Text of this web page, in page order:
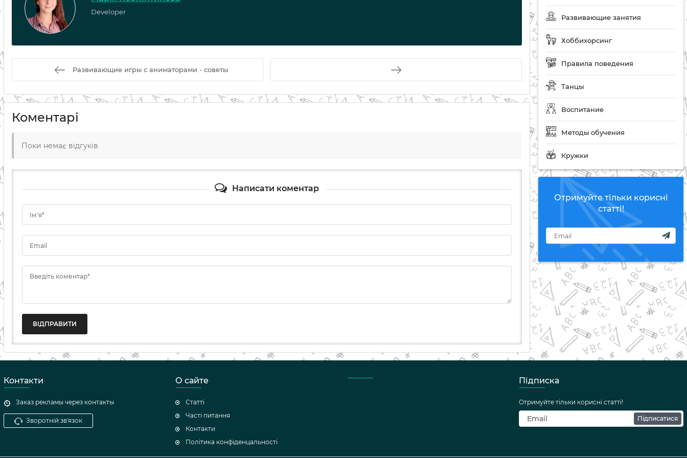
Развивающие занятия
Хоббихорсинг
Правила поведения
Танцы
Воспитание
Методы обучения
Кружки
Отримуйте тільки корисні
статті!
Developer
Развивающие игры с аниматорами - советы
Коментарі
Поки немає відгуків
Написати коментар
Ім'я*
Email
Введіть коментар*
ВІДПРАВИТИ
Контакти
Заказ рекламы через контакты
Зворотній зв'язок
О сайте
Статті
Часті питання
Контакти
Політика конфіденцальності
Підписка
Отримуйте тільки корисні статті!
Підписатися